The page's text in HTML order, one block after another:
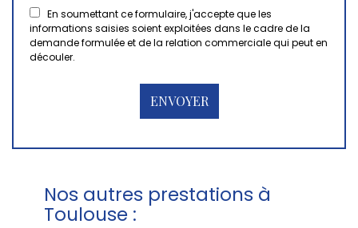
En soumettant ce formulaire, j'accepte que les
informations saisies soient exploitées dans le cadre de la
demande formulée et de la relation commerciale qui peut en
découler.
Nos autres prestations à
Toulouse :